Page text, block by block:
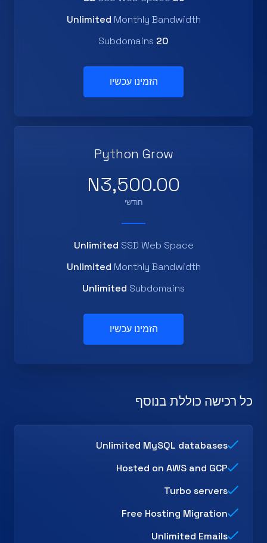
Unlimited Monthly Bandwidth
20
הזמינו עכשיו
Python Grow
N3,500.00
חודשי
Unlimited SSD Web Space
Unlimited Monthly Bandwidth
Unlimited Subdomains
הזמינו עכשיו
כל רכישה כוללת בנוסף
Unlimited MySQL databases
Hosted on AWS and GCP
Turbo servers
Free Hosting Migration
Unlimited Emails